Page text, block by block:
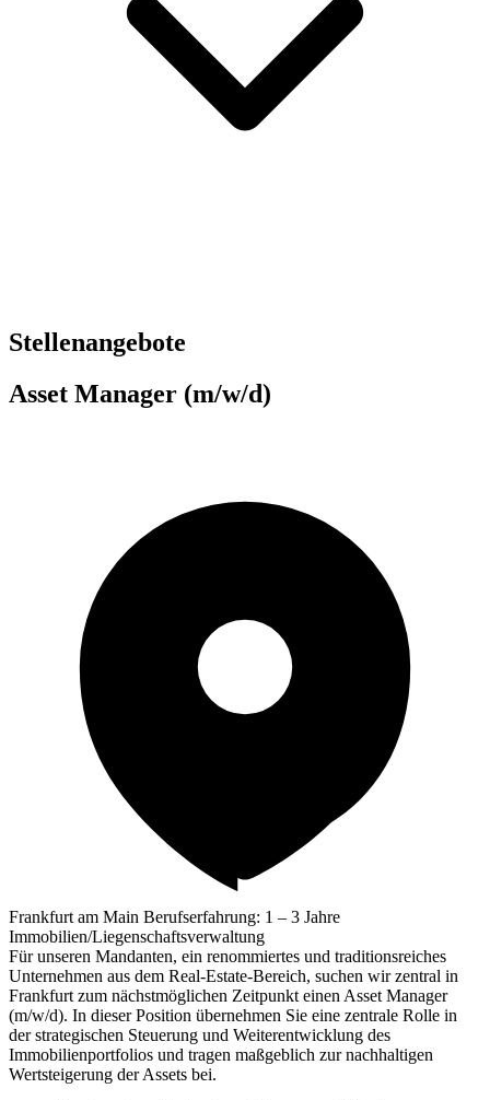
Stellenangebote
Asset Manager (m/w/d)
Frankfurt am Main Berufserfahrung: 1 – 3 Jahre
Immobilien/Liegenschaftsverwaltung
Für unseren Mandanten, ein renommiertes und traditionsreiches
Unternehmen aus dem Real-Estate-Bereich, suchen wir zentral in
Frankfurt zum nächstmöglichen Zeitpunkt einen Asset Manager
(m/w/d). In dieser Position übernehmen Sie eine zentrale Rolle in
der strategischen Steuerung und Weiterentwicklung des
Immobilienportfolios und tragen maßgeblich zur nachhaltigen
Wertsteigerung der Assets bei.